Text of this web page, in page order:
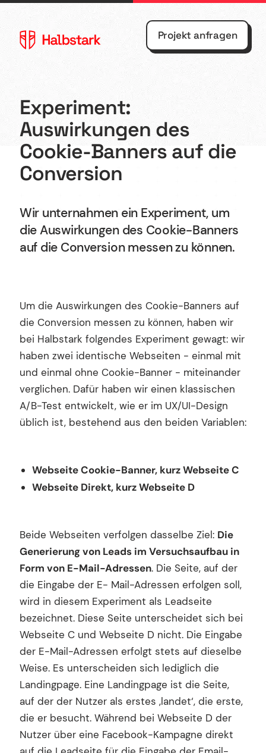
Agentur
Referenzen
Kontakt
Blog
Webflow
Shopify
UX/UI
Design
English
Wir sind Halbstark, die Agentur für Webdesign,
Shopify und Webflow.
Projekt anfragen
Experiment:
Auswirkungen des
Cookie-Banners auf die
Conversion
Wir unternahmen ein Experiment, um
die Auswirkungen des Cookie-Banners
auf die Conversion messen zu können.
Um die Auswirkungen des Cookie-Banners auf
die Conversion messen zu können, haben wir
bei Halbstark folgendes Experiment gewagt: wir
haben zwei identische Webseiten - einmal mit
und einmal ohne Cookie-Banner - miteinander
verglichen. Dafür haben wir einen klassischen
A/B-Test entwickelt, wie er im UX/UI-Design
üblich ist, bestehend aus den beiden Variablen:
Webseite Cookie-Banner, kurz Webseite C
Webseite Direkt, kurz Webseite D
Beide Webseiten verfolgen dasselbe Ziel: Die
Generierung von Leads im Versuchsaufbau in
Form von E-Mail-Adressen. Die Seite, auf der
die Eingabe der E- Mail-Adressen erfolgen soll,
wird in diesem Experiment als Leadseite
bezeichnet. Diese Seite unterscheidet sich bei
Webseite C und Webseite D nicht. Die Eingabe
der E-Mail-Adressen erfolgt stets auf dieselbe
Weise. Es unterscheiden sich lediglich die
Landingpage. Eine Landingpage ist die Seite,
auf der der Nutzer als erstes ‚landet‘, die erste,
die er besucht. Während bei Webseite D der
Nutzer über eine Facebook-Kampagne direkt